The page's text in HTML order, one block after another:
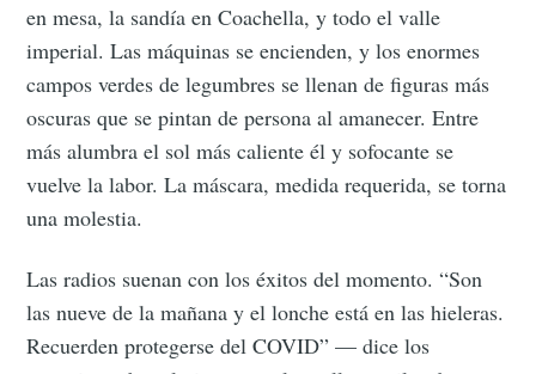
en mesa, la sandía en Coachella, y todo el valle
imperial. Las máquinas se encienden, y los enormes
campos verdes de legumbres se llenan de figuras más
oscuras que se pintan de persona al amanecer. Entre
más alumbra el sol más caliente él y sofocante se
vuelve la labor. La máscara, medida requerida, se torna
una molestia.
Las radios suenan con los éxitos del momento. “Son
las nueve de la mañana y el lonche está en las hieleras.
Recuerden protegerse del COVID” — dice los